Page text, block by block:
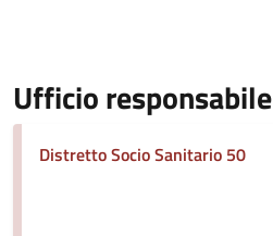
Ufficio responsabile
Distretto Socio Sanitario 50